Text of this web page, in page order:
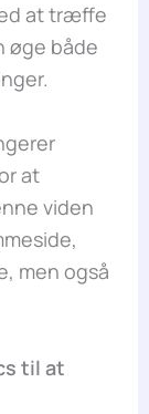
at træffe
øge både
at
viden
men også
til at